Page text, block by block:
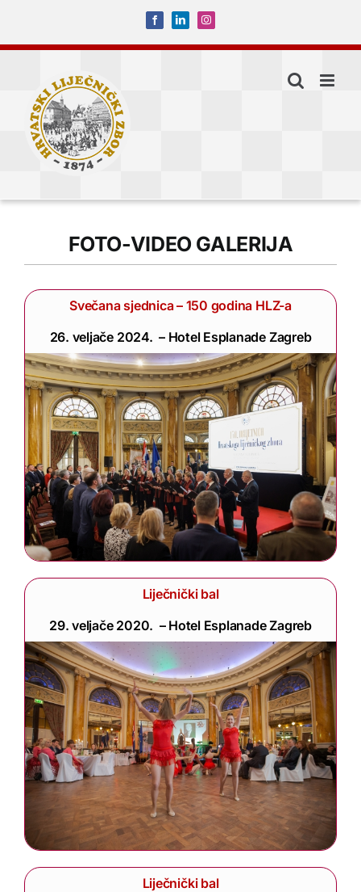
content
FacebookLinkedInInstagram
FOTO-VIDEO GALERIJA
Svečana sjednica – 150 godina HLZ-a
26. veljače 2024. – Hotel Esplanade Zagreb
Liječnički bal
29. veljače 2020. – Hotel Esplanade Zagreb
Liječnički bal